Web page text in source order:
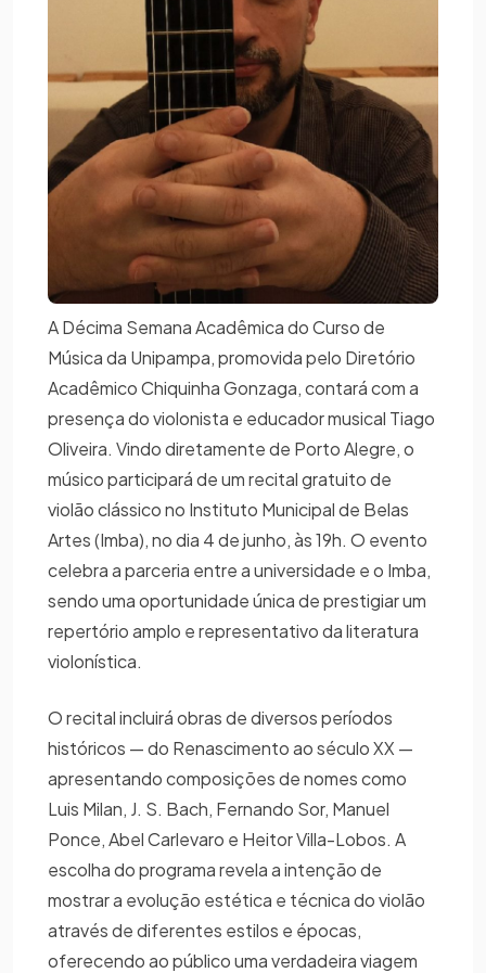
A Décima Semana Acadêmica do Curso de
Música da Unipampa, promovida pelo Diretório
Acadêmico Chiquinha Gonzaga, contará com a
presença do violonista e educador musical Tiago
Oliveira. Vindo diretamente de Porto Alegre, o
músico participará de um recital gratuito de
violão clássico no Instituto Municipal de Belas
Artes (Imba), no dia 4 de junho, às 19h. O evento
celebra a parceria entre a universidade e o Imba,
sendo uma oportunidade única de prestigiar um
repertório amplo e representativo da literatura
violonística.
O recital incluirá obras de diversos períodos
históricos — do Renascimento ao século XX —
apresentando composições de nomes como
Luis Milan, J. S. Bach, Fernando Sor, Manuel
Ponce, Abel Carlevaro e Heitor Villa-Lobos. A
escolha do programa revela a intenção de
mostrar a evolução estética e técnica do violão
através de diferentes estilos e épocas,
oferecendo ao público uma verdadeira viagem